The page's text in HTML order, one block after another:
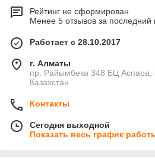
Рейтинг не сформирован
Менее 5 отзывов за последний
Работает с 28.10.2017
г. Алматы
пр. Райымбека 348 БЦ
Казахстан
Контакты
Сегодня выходной
Показать весь график